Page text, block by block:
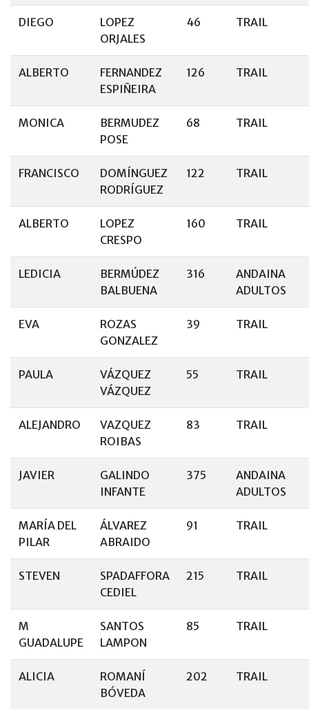
DIEGO
LOPEZ
ORJALES
46 TRAIL
ALBERTO
FERNANDEZ
ESPIÑEIRA
126 TRAIL
MONICA
BERMUDEZ
POSE
68 TRAIL
FRANCISCO
DOMÍNGUEZ
RODRÍGUEZ
122 TRAIL
ALBERTO
LOPEZ
CRESPO
160 TRAIL
LEDICIA
BERMÚDEZ
BALBUENA
316
ANDAINA
ADULTOS
EVA
ROZAS
GONZALEZ
39 TRAIL
PAULA
VÁZQUEZ
VÁZQUEZ
55 TRAIL
ALEJANDRO
VAZQUEZ
ROIBAS
83 TRAIL
JAVIER
GALINDO
INFANTE
375
ANDAINA
ADULTOS
MARÍA DEL
PILAR
ÁLVAREZ
ABRAIDO
91 TRAIL
STEVEN
SPADAFFORA
CEDIEL
215 TRAIL
M
GUADALUPE
SANTOS
LAMPON
85 TRAIL
ALICIA
ROMANÍ
BÓVEDA
202 TRAIL